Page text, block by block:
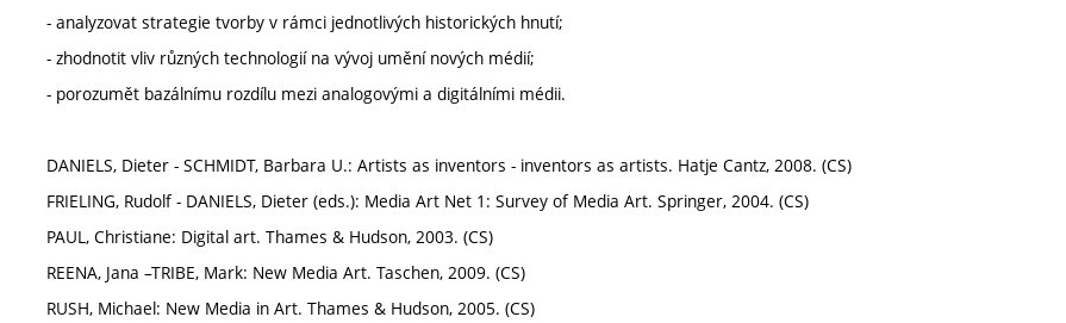
- analyzovat strategie tvorby v rámci jednotlivých historických hnutí;
- zhodnotit vliv různých technologií na vývoj umění nových médií;
- porozumět bazálnímu rozdílu mezi analogovými a digitálními médii.
DANIELS, Dieter - SCHMIDT, Barbara U.: Artists as inventors - inventors as artists. Hatje Cantz, 2008. (CS)
FRIELING, Rudolf - DANIELS, Dieter (eds.): Media Art Net 1: Survey of Media Art. Springer, 2004. (CS)
PAUL, Christiane: Digital art. Thames & Hudson, 2003. (CS)
REENA, Jana –TRIBE, Mark: New Media Art. Taschen, 2009. (CS)
RUSH, Michael: New Media in Art. Thames & Hudson, 2005. (CS)